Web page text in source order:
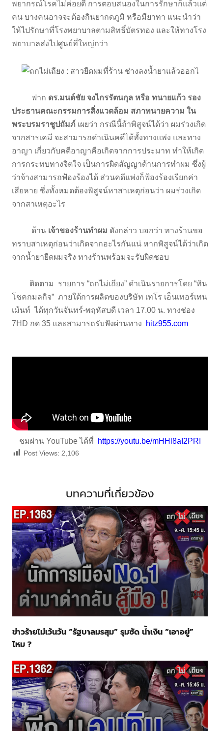
พยากรณ์โรคไม่ค่อยดี การตอบสนองในการรักษาก็แล้วแต่
คน บางคนอาจจะต้องกินยากดภูมิ หรือมียาทา แนะนำว่า
ให้ไปรักษาที่โรงพยาบาลตามสิทธิ์บัตรทอง และให้ทางโรง
พยาบาลส่งไปศูนย์ที่ใหญ่กว่า
ฟาก ดร.มนต์ชัย จงไกรรัตนกุล หรือ ทนายแก้ว รอง
ประธานคณะกรรมการสิ่งแวดล้อม สภาทนายความ ใน
พระบรมราชูปถัมภ์ เผยว่า กรณีนี้ถ้าพิสูจน์ได้ว่า ผมร่วงเกิด
จากสารเคมี จะสามารถดำเนินคดีได้ทั้งทางแพ่ง และทาง
อาญา เกี่ยวกับคดีอาญาคือเกิดจากการประมาท ทำให้เกิด
การกระทบทางจิตใจ เป็นการผิดสัญญาด้านการทำผม ซึ่งผู้
ว่าจ้างสามารถฟ้องร้องได้ ส่วนคดีแพ่งก็ฟ้องร้องเรียกค่า
เสียหาย ซึ่งทั้งหมดต้องพิสูจน์หาสาเหตุก่อนว่า ผมร่วงเกิด
จากสาเหตุอะไร
ด้าน เจ้าของร้านทำผม ดังกล่าว บอกว่า ทางร้านขอ
ทราบสาเหตุก่อนว่าเกิดจากอะไรกันแน่ หากพิสูจน์ได้ว่าเกิด
จากน้ำยายืดผมจริง ทางร้านพร้อมจะรับผิดชอบ
ติดตาม รายการ “ถกไม่เถียง” ดำเนินรายการโดย “ทิน
โชคกมลกิจ” ภายใต้การผลิตของบริษัท เทโร เอ็นเทอร์เทน
เม้นท์ ได้ทุกวันจันทร์-พฤหัสบดี เวลา 17.00 น. ทางช่อง
7HD กด 35 และสามารถรับฟังผ่านทาง
hitz955.com
ชมผ่าน YouTube ได้ที่ https://youtu.be/mHHl8aI2PRI
Post Views: 2,106
บทความที่เกี่ยวข้อง
ข่าวร้ายไม่เว้นวัน “รัฐบาลมรสุม” รุมซัด น้ำเงิน “เอาอยู่”
ไหม ?